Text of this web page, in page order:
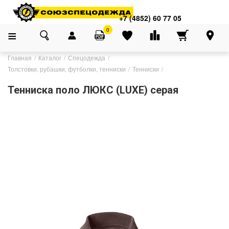
+7 (4852) 60 77 05
0
Главная Каталог
Спецодежда
Толстовки, рубашки, футболки, тенниски
Тенниски
Тенниска поло ЛЮКС (LUXE) серая